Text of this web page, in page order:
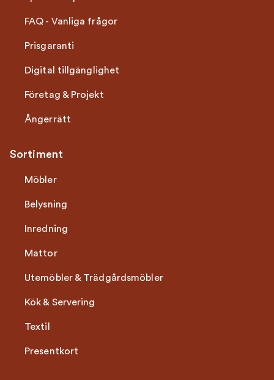
FAQ - Vanliga frågor
Prisgaranti
Digital tillgänglighet
Företag & Projekt
Ångerrätt
Sortiment
Möbler
Belysning
Inredning
Mattor
Utemöbler & Trädgårdsmöbler
Kök & Servering
Textil
Presentkort